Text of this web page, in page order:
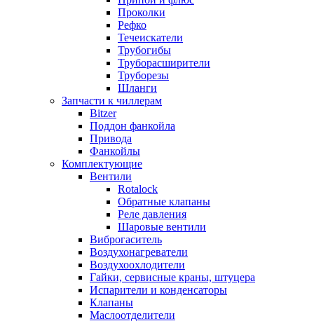
Проколки
Рефко
Течеискатели
Трубогибы
Труборасширители
Труборезы
Шланги
Запчасти к чиллерам
Bitzer
Поддон фанкойла
Привода
Фанкойлы
Комплектующие
Вентили
Rotalock
Обратные клапаны
Реле давления
Шаровые вентили
Виброгаситель
Воздухонагреватели
Воздухоохлодители
Гайки, сервисные краны, штуцера
Испарители и конденсаторы
Клапаны
Маслоотделители